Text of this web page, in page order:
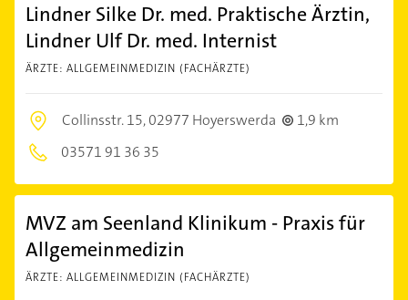
Lindner Silke Dr. med. Praktische Ärztin,
Lindner Ulf Dr. med. Internist
ÄRZTE: ALLGEMEINMEDIZIN (FACHÄRZTE)
Collinsstr. 15,02977 Hoyerswerda
1,9 km
03571 91 36 35
MVZ am Seenland Klinikum - Praxis für
Allgemeinmedizin
ÄRZTE: ALLGEMEINMEDIZIN (FACHÄRZTE)